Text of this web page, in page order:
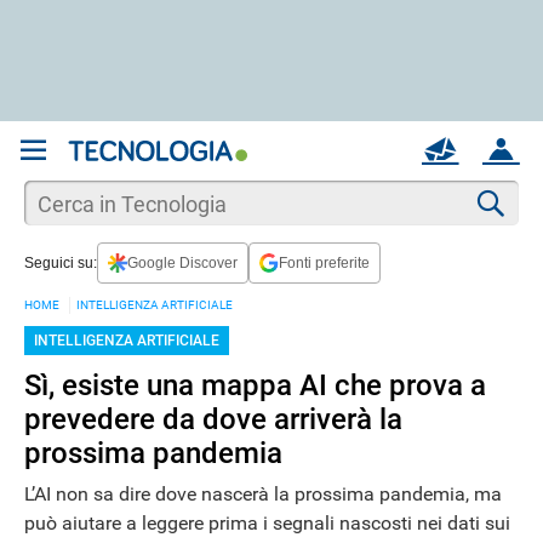
ACCOUNT
MAIL
Seguici su: Google Discover Fonti preferite
HOME INTELLIGENZA ARTIFICIALE
INTELLIGENZA ARTIFICIALE
Sì, esiste una mappa AI che prova a
prevedere da dove arriverà la
prossima pandemia
L’AI non sa dire dove nascerà la prossima pandemia, ma
può aiutare a leggere prima i segnali nascosti nei dati sui